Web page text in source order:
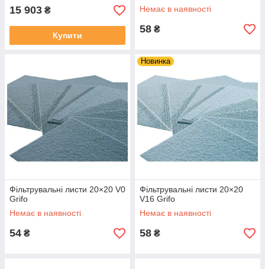
15 903 ₴
Купити
Немає в наявності
58 ₴
Фільтрувальні листи 20×20 V0
Grifo
Немає в наявності
54 ₴
Новинка
Фільтрувальні листи 20×20
V16 Grifo
Немає в наявності
58 ₴